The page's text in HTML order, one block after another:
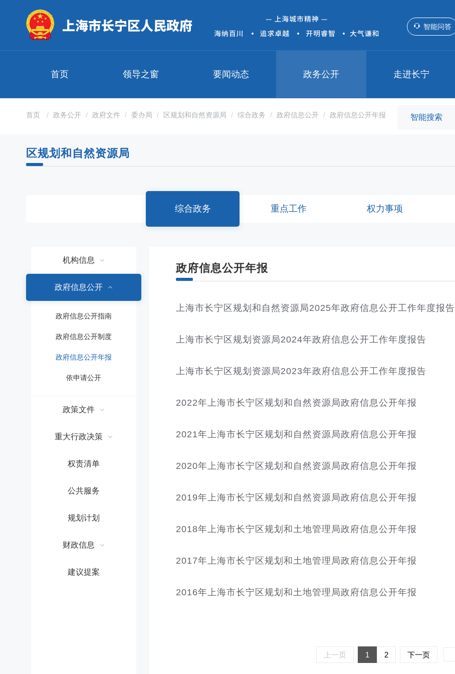
到
智能问答
首页 领导之窗 要闻动态 政务公开 走进长宁
首页 政务公开 政府文件 委办局 区规划和自然资源局 综合政务 政府信息公开 政府信息公开年报
区规划和自然资源局
综合政务 重点工作 权力事项
机构信息
政府信息公开
政府信息公开指南
政府信息公开制度
政府信息公开年报
依申请公开
政策文件
重大行政决策
权责清单
公共服务
规划计划
财政信息
建议提案
政府信息公开年报
上海市长宁区规划和自然资源局2025年政府信息公开工作年度报告
上海市长宁区规划资源局2024年政府信息公开工作年度报告
上海市长宁区规划资源局2023年政府信息公开工作年度报告
2022年上海市长宁区规划和自然资源局政府信息公开年报
2021年上海市长宁区规划和自然资源局政府信息公开年报
2020年上海市长宁区规划和自然资源局政府信息公开年报
2019年上海市长宁区规划和自然资源局政府信息公开年报
2018年上海市长宁区规划和土地管理局政府信息公开年报
2017年上海市长宁区规划和土地管理局政府信息公开年报
2016年上海市长宁区规划和土地管理局政府信息公开年报
上一页 1 2 下一页